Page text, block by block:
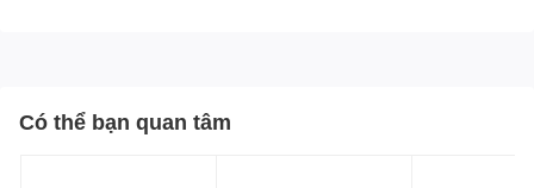
Có thể bạn quan tâm